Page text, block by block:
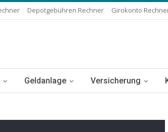
Depotgebühren Rechner Girokonto
Geldanlage Versicherung